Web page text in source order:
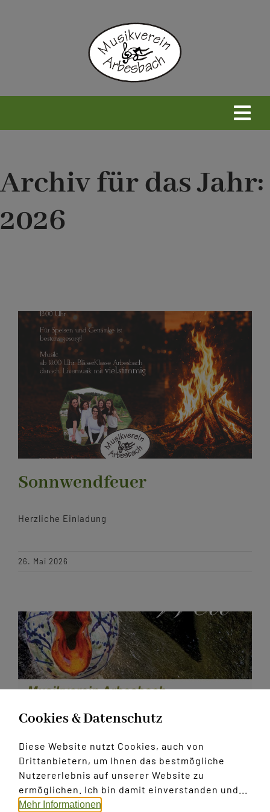
Neues
Wir
Kontakt
Archiv für das Jahr:
2026
Sonnwendfeuer
Herzliche Einladung
26. Mai 2026
Konzert 2026
Cookies & Datenschutz
Diese Website nutzt Cookies, auch von
Drittanbietern, um Ihnen das bestmögliche
Nutzererlebnis auf unserer Website zu
ermöglichen. Ich bin damit einverstanden und...
Mehr Informationen